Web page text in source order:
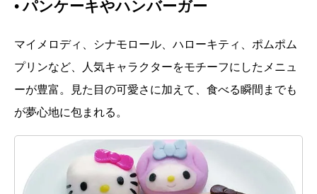
•パンケーキやハンバーガー
マイメロディ、シナモロール、ハローキティ、ポムポム
プリンなど、人気キャラクターをモチーフにしたメニュ
ーが豊富。見た目の可愛さに加えて、食べる瞬間までも
が夢心地に包まれる。